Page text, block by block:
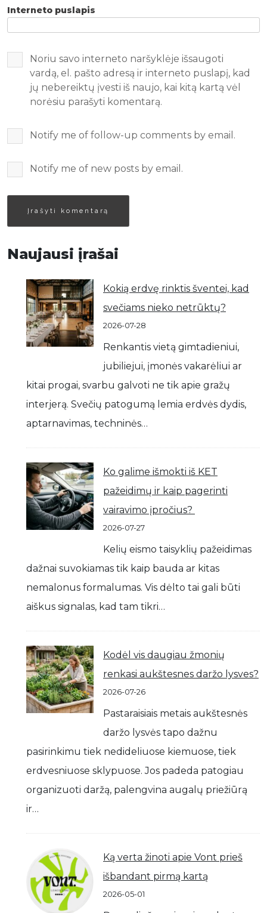
Interneto puslapis
Noriu savo interneto naršyklėje išsaugoti
vardą, el. pašto adresą ir interneto puslapį, kad
jų nebereiktų įvesti iš naujo, kai kitą kartą vėl
norėsiu parašyti komentarą.
Notify me of follow-up comments by email.
Notify me of new posts by email.
Naujausi įrašai
Kokią erdvę rinktis šventei, kad
svečiams nieko netrūktų?
2026-07-28
Renkantis vietą gimtadieniui,
jubiliejui, įmonės vakarėliui ar
kitai progai, svarbu galvoti ne tik apie gražų
interjerą. Svečių patogumą lemia erdvės dydis,
aptarnavimas, techninės…
Ko galime išmokti iš KET
pažeidimų ir kaip pagerinti
vairavimo įpročius?
2026-07-27
Kelių eismo taisyklių pažeidimas
dažnai suvokiamas tik kaip bauda ar kitas
nemalonus formalumas. Vis dėlto tai gali būti
aiškus signalas, kad tam tikri…
Kodėl vis daugiau žmonių
renkasi aukštesnes daržo lysves?
2026-07-26
Pastaraisiais metais aukštesnės
daržo lysvės tapo dažnu
pasirinkimu tiek nedideliuose kiemuose, tiek
erdvesniuose sklypuose. Jos padeda patogiau
organizuoti daržą, palengvina augalų priežiūrą
ir…
Ką verta žinoti apie Vont prieš
išbandant pirmą kartą
2026-05-01